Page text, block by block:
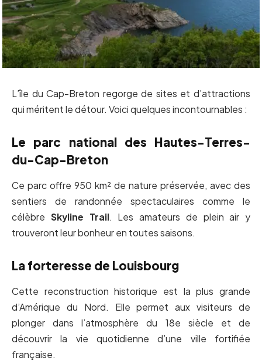
L’île du Cap-Breton regorge de sites et d’attractions
qui méritent le détour. Voici quelques incontournables :
Le parc national des Hautes-Terres-
du-Cap-Breton
Ce parc offre 950 km² de nature préservée, avec des
sentiers de randonnée spectaculaires comme le
célèbre Skyline Trail. Les amateurs de plein air y
trouveront leur bonheur en toutes saisons.
La forteresse de Louisbourg
Cette reconstruction historique est la plus grande
d’Amérique du Nord. Elle permet aux visiteurs de
plonger dans l’atmosphère du 18e siècle et de
découvrir la vie quotidienne d’une ville fortifiée
française.